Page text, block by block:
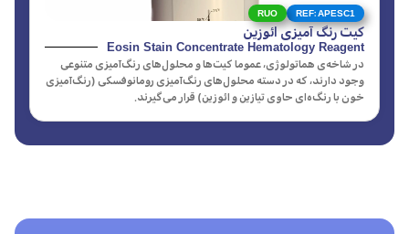
REF: APESC1
RUO
كيت رنگ آميزی ائوزين
Eosin Stain Concentrate Hematology Reagent
در شاخه‌ی هماتولوژی، عموما کیت‌ها و محلول‌های رنگ‌آمیزی متنوعی
وجود دارند، که در دسته محلول‌های رنگ‌آمیزی رومانوفسکی (رنگ‌آمیزی
خون با رنگ‌های حاوی تیازینو ائوزین) قرار میگیرند.